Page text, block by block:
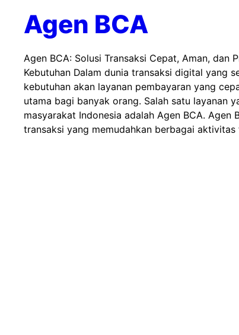
Agen BCA
Agen BCA: Solusi Transaksi Cepat, Aman, dan
Kebutuhan Dalam dunia transaksi digital yang
kebutuhan akan layanan pembayaran yang
utama bagi banyak orang. Salah satu layanan
masyarakat Indonesia adalah Agen BCA. Agen
transaksi yang memudahkan berbagai aktivitas